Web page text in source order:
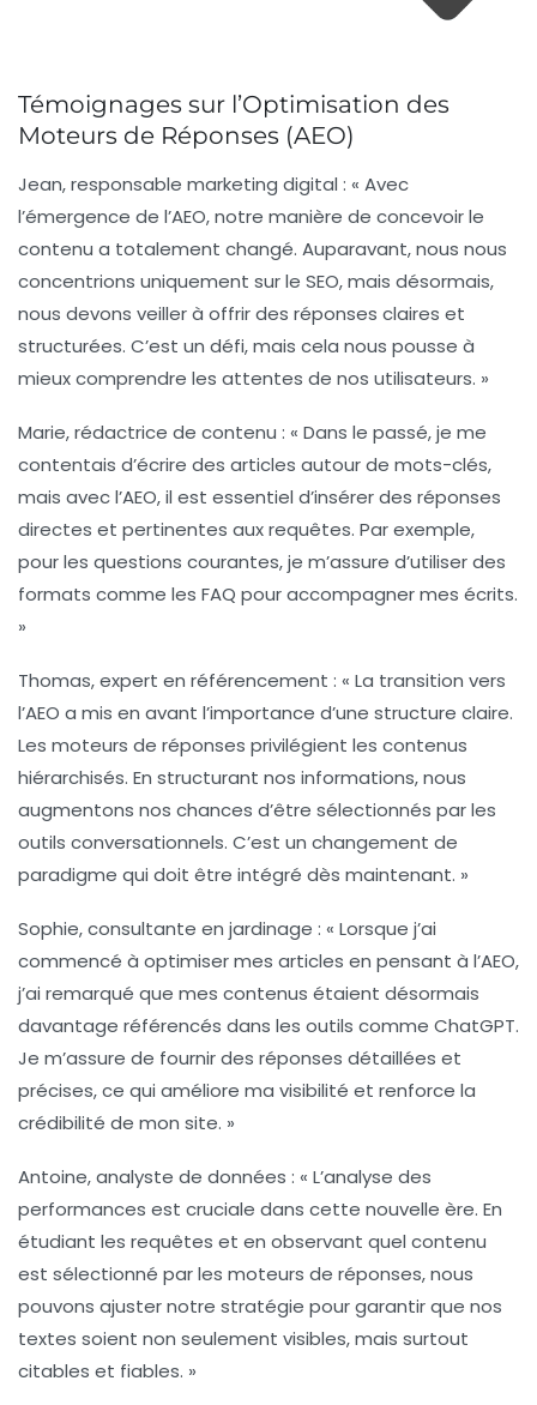
Témoignages sur l’Optimisation des
Moteurs de Réponses (AEO)
Jean, responsable marketing digital : « Avec
l’émergence de l’AEO, notre manière de concevoir le
contenu a totalement changé. Auparavant, nous nous
concentrions uniquement sur le SEO, mais désormais,
nous devons veiller à offrir des réponses claires et
structurées. C’est un défi, mais cela nous pousse à
mieux comprendre les attentes de nos utilisateurs. »
Marie, rédactrice de contenu : « Dans le passé, je me
contentais d’écrire des articles autour de mots-clés,
mais avec l’AEO, il est essentiel d’insérer des réponses
directes et pertinentes aux requêtes. Par exemple,
pour les questions courantes, je m’assure d’utiliser des
formats comme les FAQ pour accompagner mes écrits.
»
Thomas, expert en référencement : « La transition vers
l’AEO a mis en avant l’importance d’une structure claire.
Les moteurs de réponses privilégient les contenus
hiérarchisés. En structurant nos informations, nous
augmentons nos chances d’être sélectionnés par les
outils conversationnels. C’est un changement de
paradigme qui doit être intégré dès maintenant. »
Sophie, consultante en jardinage : « Lorsque j’ai
commencé à optimiser mes articles en pensant à l’AEO,
j’ai remarqué que mes contenus étaient désormais
davantage référencés dans les outils comme ChatGPT.
Je m’assure de fournir des réponses détaillées et
précises, ce qui améliore ma visibilité et renforce la
crédibilité de mon site. »
Antoine, analyste de données : « L’analyse des
performances est cruciale dans cette nouvelle ère. En
étudiant les requêtes et en observant quel contenu
est sélectionné par les moteurs de réponses, nous
pouvons ajuster notre stratégie pour garantir que nos
textes soient non seulement visibles, mais surtout
citables et fiables. »